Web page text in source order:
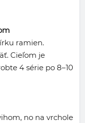
ramien.
Cieľom je
4 série po 8–10
no na vrchole